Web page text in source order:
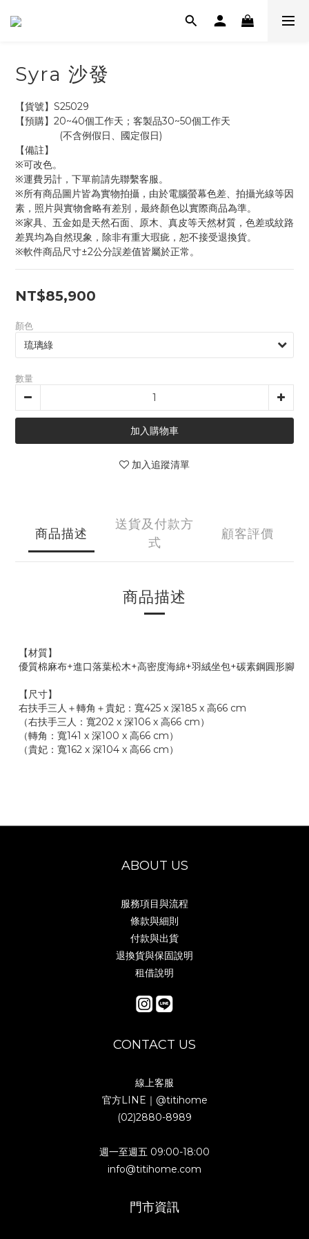
Syra 沙發
【貨號】S25029
【預購】20~40個工作天；客製品30~50個工作天
                (不含例假日、國定假日)
【備註】
※可改色。
※運費另計，下單前請先聯繫客服。
※所有商品圖片皆為實物拍攝，由於電腦螢幕色差、拍攝光線等因
素，照片與實物會略有差別，最終顏色以實際商品為準。
※家具、五金如是天然石面、原木、真皮等天然材質，色差或紋路
差異均為自然現象，除非有重大瑕疵，恕不接受退換貨。
※軟件商品尺寸±2公分誤差值皆屬於正常。
NT$85,900
顏色
數量
加入購物車
加入追蹤清單
商品描述
送貨及付款方
式
顧客評價
商品描述
【材質】
優質棉麻布+進口落葉松木+高密度海綿+羽絨坐包+碳素鋼圓形腳
【尺寸】
右扶手三人＋轉角＋貴妃：寬425 x 深185 x 高66 cm
（右扶手三人：寬202 x 深106 x 高66 cm）
（轉角：寬141 x 深100 x 高66 cm）
（貴妃：寬162 x 深104 x 高66 cm）
ABOUT US
服務項目與流程
條款與細則
付款與出貨
退換貨與保固說明
租借說明
CONTACT US
線上客服
官方LINE｜ @titihome
(02)2880-8989
週一至週五 09:00-18:00
info@titihome.com
門市資訊